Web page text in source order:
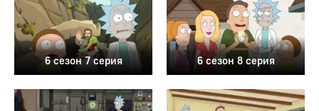
6 сезон 7 серия 6 сезон 8 серия